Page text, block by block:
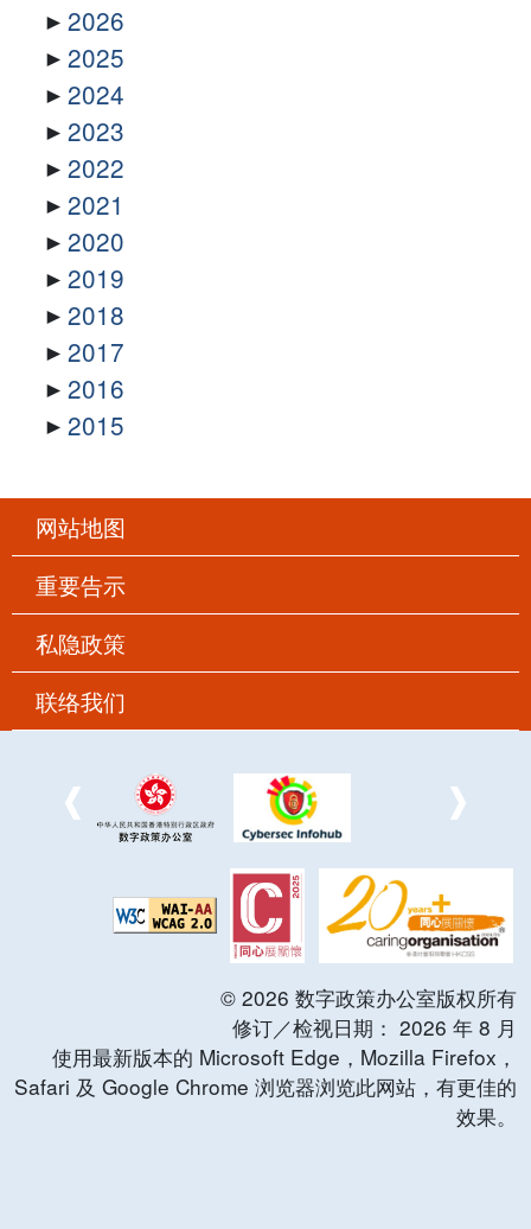
2026
2025
2024
2023
2022
2021
2020
2019
2018
2017
2016
2015
网站地图
重要告示
私隐政策
联络我们
© 2026 数字政策办公室版权所有
修订／检视日期： 2026 年 8 月
使用最新版本的 Microsoft Edge，Mozilla Firefox，
Safari 及 Google Chrome 浏览器浏览此网站，有更佳的
效果。